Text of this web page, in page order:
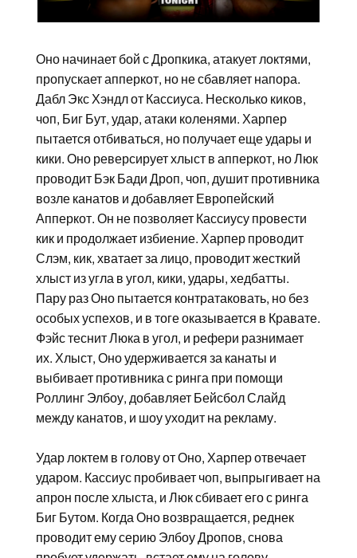
Оно начинает бой с Дропкика, атакует локтями,
пропускает апперкот, но не сбавляет напора.
Дабл Экс Хэндл от Кассиуса. Несколько киков,
чоп, Биг Бут, удар, атаки коленями. Харпер
пытается отбиваться, но получает еще удары и
кики. Оно реверсирует хлыст в апперкот, но Люк
проводит Бэк Бади Дроп, чоп, душит противника
возле канатов и добавляет Европейский
Апперкот. Он не позволяет Кассиусу провести
кик и продолжает избиение. Харпер проводит
Слэм, кик, хватает за лицо, проводит жесткий
хлыст из угла в угол, кики, удары, хедбатты.
Пару раз Оно пытается контратаковать, но без
особых успехов, и в тоге оказывается в Кравате.
Фэйс теснит Люка в угол, и рефери разнимает
их. Хлыст, Оно удерживается за канаты и
выбивает противника с ринга при помощи
Роллинг Элбоу, добавляет Бейсбол Слайд
между канатов, и шоу уходит на рекламу.
Удар локтем в голову от Оно, Харпер отвечает
ударом. Кассиус пробивает чоп, выпрыгивает на
апрон после хлыста, и Люк сбивает его с ринга
Биг Бутом. Когда Оно возвращается, реднек
проводит ему серию Элбоу Дропов, снова